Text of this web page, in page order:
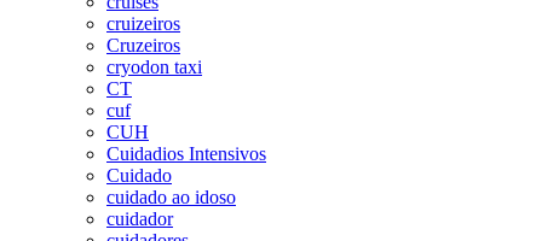
cruizeiros
Cruzeiros
cryodon taxi
CT
cuf
CUH
Cuidadios Intensivos
Cuidado
cuidado ao idoso
cuidador